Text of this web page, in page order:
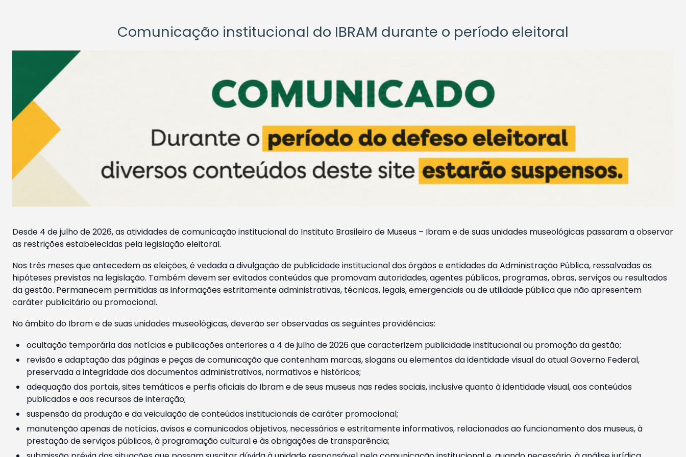
Comunicação institucional do IBRAM durante o período eleitoral
Desde 4 de julho de 2026, as atividades de comunicação institucional do Instituto Brasileiro de Museus – Ibram e de suas unidades museológicas passaram a observar
as restrições estabelecidas pela legislação eleitoral.
Nos três meses que antecedem as eleições, é vedada a divulgação de publicidade institucional dos órgãos e entidades da Administração Pública, ressalvadas as
hipóteses previstas na legislação. Também devem ser evitados conteúdos que promovam autoridades, agentes públicos, programas, obras, serviços ou resultados
da gestão. Permanecem permitidas as informações estritamente administrativas, técnicas, legais, emergenciais ou de utilidade pública que não apresentem
caráter publicitário ou promocional.
No âmbito do Ibram e de suas unidades museológicas, deverão ser observadas as seguintes providências:
ocultação temporária das notícias e publicações anteriores a 4 de julho de 2026 que caracterizem publicidade institucional ou promoção da gestão;
revisão e adaptação das páginas e peças de comunicação que contenham marcas, slogans ou elementos da identidade visual do atual Governo Federal,
preservada a integridade dos documentos administrativos, normativos e históricos;
adequação dos portais, sites temáticos e perfis oficiais do Ibram e de seus museus nas redes sociais, inclusive quanto à identidade visual, aos conteúdos
publicados e aos recursos de interação;
suspensão da produção e da veiculação de conteúdos institucionais de caráter promocional;
manutenção apenas de notícias, avisos e comunicados objetivos, necessários e estritamente informativos, relacionados ao funcionamento dos museus, à
prestação de serviços públicos, à programação cultural e às obrigações de transparência;